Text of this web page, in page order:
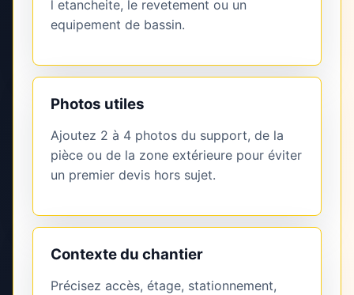
l etancheite, le revetement ou un
equipement de bassin.
Photos utiles
Ajoutez 2 à 4 photos du support, de la
pièce ou de la zone extérieure pour éviter
un premier devis hors sujet.
Contexte du chantier
Précisez accès, étage, stationnement,